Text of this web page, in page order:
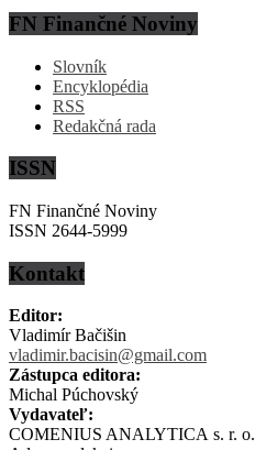
FN Finančné Noviny
Slovník
Encyklopédia
RSS
Redakčná rada
ISSN
FN Finančné Noviny
ISSN 2644-5999
Kontakt
Editor:
Vladimír Bačišin
vladimir.bacisin@gmail.com
Zástupca editora:
Michal Púchovský
Vydavateľ:
COMENIUS ANALYTICA s. r. o.